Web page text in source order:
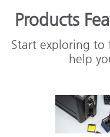
Products
Start exploring
help